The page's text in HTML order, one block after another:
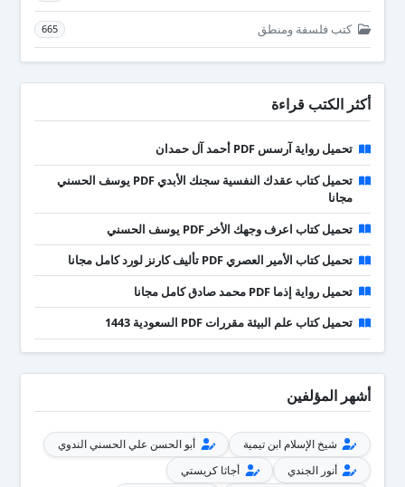
كتب فلسفة ومنطق 665
أكثر الكتب قراءة
تحميل رواية آرسس PDF أحمد آل حمدان
تحميل كتاب عقدك النفسية سجنك الأبدي PDF يوسف الحسني
مجانا
تحميل كتاب اعرف وجهك الأخر PDF يوسف الحسني
تحميل كتاب الأمير العصري PDF تأليف كارنز لورد كامل مجانا
تحميل رواية إذما PDF محمد صادق كامل مجانا
تحميل كتاب علم البيئة مقررات PDF السعودية 1443
أشهر المؤلفين
شيخ الإسلام ابن تيمية
أبو الحسن علي الحسني الندوي
أنور الجندي
أجاثا كريستي